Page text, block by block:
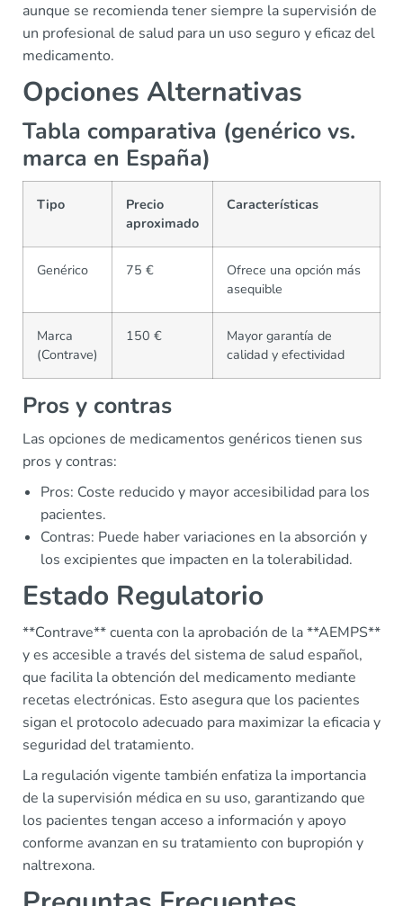
aunque se recomienda tener siempre la supervisión de
un profesional de salud para un uso seguro y eficaz del
medicamento.
Opciones Alternativas
Tabla comparativa (genérico vs.
marca en España)
Tipo
Precio
aproximado
Características
Genérico 75 €
Ofrece una opción más
asequible
Marca
(Contrave)
150 €
Mayor garantía de
calidad y efectividad
Pros y contras
Las opciones de medicamentos genéricos tienen sus
pros y contras:
Pros: Coste reducido y mayor accesibilidad para los
pacientes.
Contras: Puede haber variaciones en la absorción y
los excipientes que impacten en la tolerabilidad.
Estado Regulatorio
**Contrave** cuenta con la aprobación de la **AEMPS**
y es accesible a través del sistema de salud español,
que facilita la obtención del medicamento mediante
recetas electrónicas. Esto asegura que los pacientes
sigan el protocolo adecuado para maximizar la eficacia y
seguridad del tratamiento.
La regulación vigente también enfatiza la importancia
de la supervisión médica en su uso, garantizando que
los pacientes tengan acceso a información y apoyo
conforme avanzan en su tratamiento con bupropión y
naltrexona.